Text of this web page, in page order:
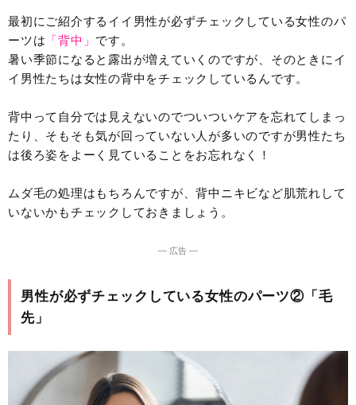
最初にご紹介するイイ男性が必ずチェックしている女性のパ
ーツは 「背中」 です。
暑い季節になると露出が増えていくのですが、そのときにイ
イ男性たちは女性の背中をチェックしているんです。
背中って自分では見えないのでついついケアを忘れてしまっ
たり、そもそも気が回っていない人が多いのですが男性たち
は後ろ姿をよーく見ていることをお忘れなく！
ムダ毛の処理はもちろんですが、背中ニキビなど肌荒れして
いないかもチェックしておきましょう。
― 広告 ―
男性が必ずチェックしている女性のパーツ②「毛
先」